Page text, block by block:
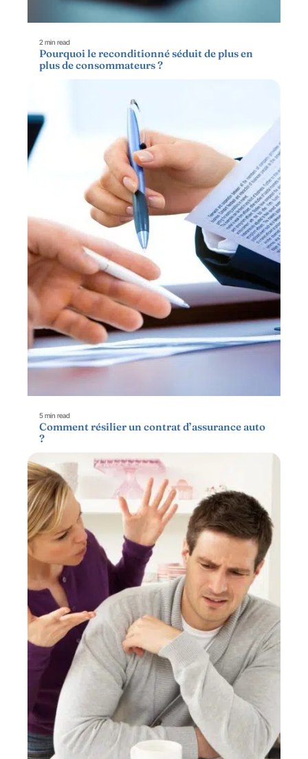
2 min read
Pourquoi le reconditionné séduit de plus en
plus de consommateurs ?
5 min read
Comment résilier un contrat d’assurance auto
?